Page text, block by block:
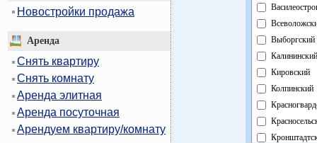
Новостройки продажа
Аренда
Снять квартиру
Снять комнату
Аренда элитная
Аренда посуточная
Арендуем квартиру/комнату
Выборгский
Калининский
Кировский
Колпинский